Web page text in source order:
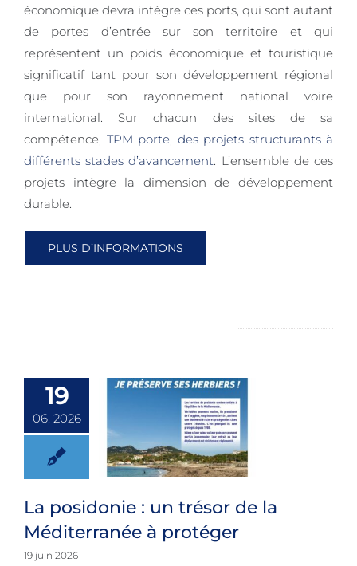
essentiel
dans
l'équilibre
des
écosystèmes
[...]
17 juin la
troisième
édition de
la sortie
intergénérationnelle
organisée
par l’Union
Maritime
du
Mourillon
association
emblématique
dédiée à la
prévention
des
déchets
marins et
fluviaux
ainsi qu’au
[...]
d’Azur et
Monaco
(UPACA),
organisée
le 22 mai
dernier au
Château
de la
Napoule,
la
Toulon
Provence
des
espaces
privilégiés
pour
sensibiliser
le public à
la richesse
du
patrimoine
naturel
littoral. Cet
été, deux
ports [...]
économique devra intègre ces ports, qui sont autant
de portes d’entrée sur son territoire et qui
représentent un poids économique et touristique
significatif tant pour son développement régional
que pour son rayonnement national voire
international. Sur chacun des sites de sa
compétence, TPM porte, des projets structurants à
différents stades d’avancement. L’ensemble de ces
projets intègre la dimension de développement
durable.
PLUS D’INFORMATIONS
19
06, 2026
La posidonie : un
trésor de la
La posidonie : un trésor de la
Méditerranée à protéger
19 juin 2026